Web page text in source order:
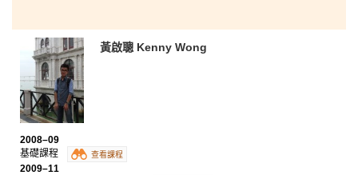
黃啟聰 Kenny Wong
2008–09
基礎課程
查看課程
2009–11